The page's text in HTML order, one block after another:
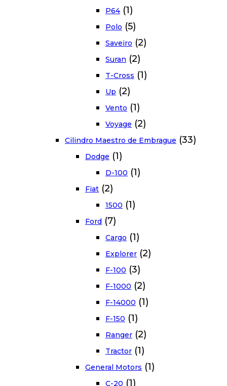
P64 (1)
Polo (5)
Saveiro (2)
Suran (2)
T-Cross (1)
Up (2)
Vento (1)
Voyage (2)
Cilindro Maestro de Embrague (33)
Dodge (1)
D-100 (1)
Fiat (2)
1500 (1)
Ford (7)
Cargo (1)
Explorer (2)
F-100 (3)
F-1000 (2)
F-14000 (1)
F-150 (1)
Ranger (2)
Tractor (1)
General Motors (1)
C-20 (1)